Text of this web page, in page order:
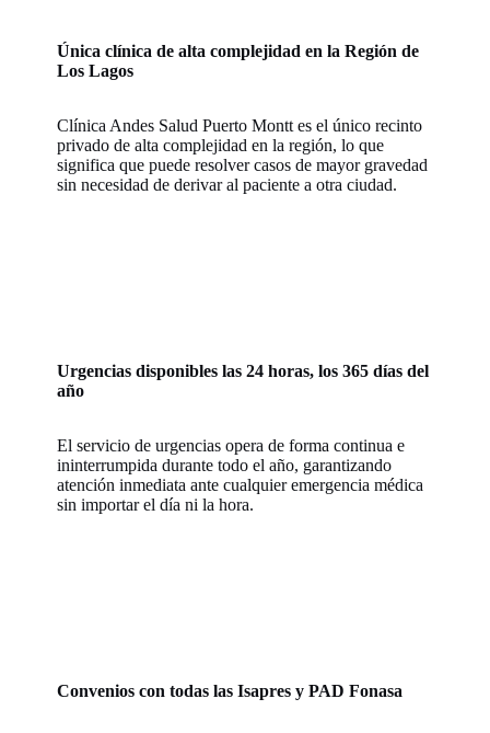
Única clínica de alta complejidad en la Región de
Los Lagos
Clínica Andes Salud Puerto Montt es el único recinto
privado de alta complejidad en la región, lo que
significa que puede resolver casos de mayor gravedad
sin necesidad de derivar al paciente a otra ciudad.
Urgencias disponibles las 24 horas, los 365 días del
año
El servicio de urgencias opera de forma continua e
ininterrumpida durante todo el año, garantizando
atención inmediata ante cualquier emergencia médica
sin importar el día ni la hora.
Convenios con todas las Isapres y PAD Fonasa